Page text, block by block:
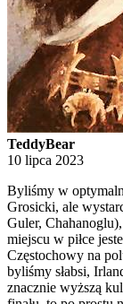
TeddyBear
10 lipca 2023
Byliśmy w
Grosicki, ale
Guler,
miejscu w piłce
Częstochowy na
byliśmy słabsi,
znacznie wyższą